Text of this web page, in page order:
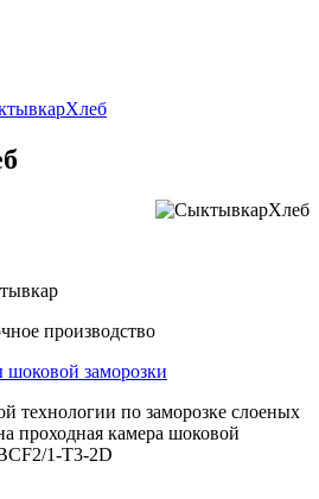
производство
заморозки
технологии по заморозке слоеных
проходная камера шоковой
1-T3-2D